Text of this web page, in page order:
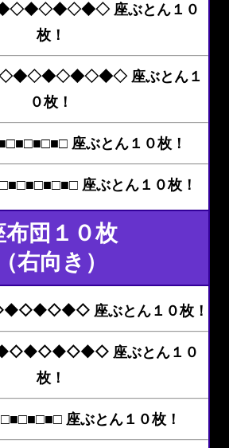
座ぶとん１０
枚！
座ぶとん１
０枚！
座ぶとん１０枚！
座ぶとん１０枚！
布団１０枚
（右向き）
座ぶとん１０枚！
座ぶとん１０
枚！
座ぶとん１０枚！